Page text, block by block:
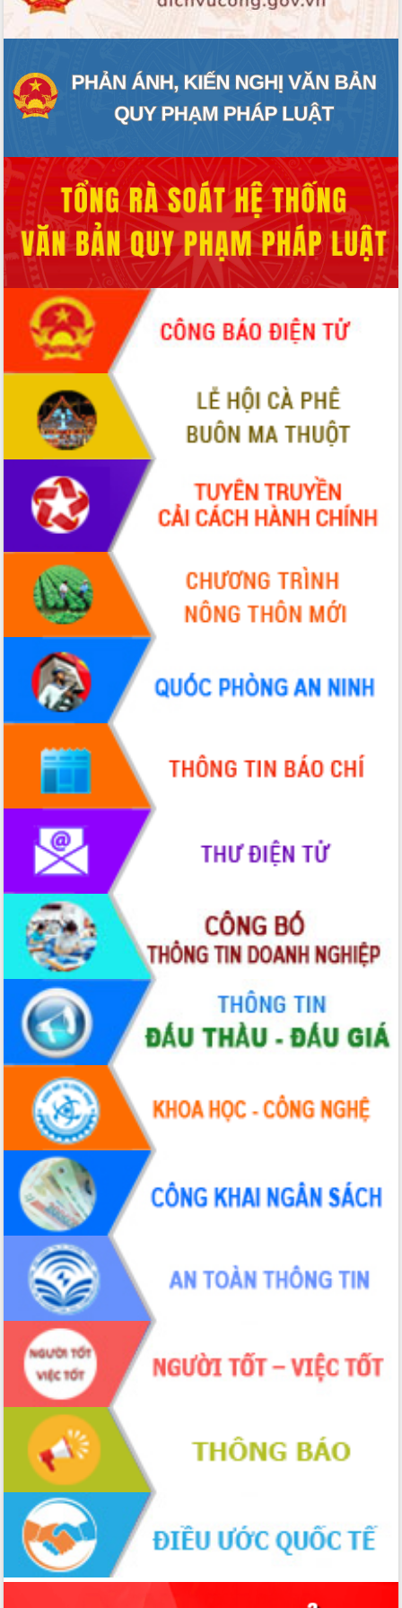
món ăn từ sầu riêng
Đắk Lắk công bố Quy hoạch và xúc
Ngành cá ngừ Đắk Lắk chủ động thích
ứng để giữ vững thị trường xuất khẩu
Diễn đàn Kinh tế tư nhân Việt Nam đột
phá cơ chế - Hợp tác công tư
cải cách hành chính tỉnh Đắk Lắk
Kết nối tour, đẩy mạnh chuyển đổi số
để phát triển du lịch Đắk Lắk
Khởi động Dự án Đầu tư xây dựng hạ
tầng kỹ thuật Cụm công nghiệp Tân
Tiến
Gặp mặt các cơ quan báo chí nhân Kỷ
niệm 101 năm Ngày Báo chí Cách
mạng Việt Nam
Đắk Lắk sơ kết 4 năm triển khai thực
hiện Đề án 06 của Chính phủ
Họp báo thông tin về Hội nghị Công bố
Quy hoạch và Xúc tiến đầu tư tỉnh Đắk
Khơi thông điểm nghẽn, đẩy nhanh
giải ngân vốn khắc phục thiên tai
HĐND tỉnh thông qua điều chỉnh Quy
hoạch tỉnh thời kỳ 2021-2030
Hội thảo góp ý hồ sơ điều chỉnh quy
hoạch tỉnh Đắk Lắk thời kỳ 2021-2030,
tầm nhìn đến năm 2050
Nâng cao hiệu quả hoạt động của các
doanh nghiệp nhà nước
Hội nghị triển khai kết nối mạng
truyền số liệu chuyên dùng phục vụ cơ
quan Đảng, Nhà nước
Lễ phát động chuỗi hoạt động chung
tay làm sạch môi trường
Xã Ea Kar bước chuyển mình trong
công tác cải cách hành chính mô hình
UBND tỉnh họp báo định kỳ tháng 4
năm 2026
Hội thảo khoa học “Giải pháp thúc đẩy
phát triển nền kinh tế xanh tại tỉnh
Đắk Lắk”
Tăng cường giám sát, đôn đốc thực
hiện nhiệm vụ quản lý tài sản công
hàng tuần
Tháo gỡ những vướng mắc, đẩy mạnh
công tác cải cách thủ tục hành chính
tại Trung tâm Phục vụ hành chính
công tỉnh
Đắk Lắk: Tôn vinh 46 giải pháp tại Hội
thi Sáng tạo Kỹ thuật 2024 - 2025
Đắk Lắk rà soát, điều chỉnh Đề án 190
về phát triển nuôi trồng thủy sản
Phó Chủ tịch UBND tỉnh Đắk Lắk
Trương Công Thái kiểm tra thực địa
Dự án cao tốc Khánh Hòa - Buôn Ma
Thuột
Định vị cà phê Việt Nam như một “di
sản sống” trong dòng chảy toàn cầu
Xây dựng nông thôn mới: Nâng cao đời
sống người dân từ những mô hình thiết
Quyết liệt tháo gỡ vướng mắc, đẩy
nhanh tiến độ các dự án trọng điểm
trong Khu kinh tế Nam Phú Yên
Hòn Yến phát triển du lịch gắn với bảo
tồn biển
Lấy ý kiến điều chỉnh Quy hoạch tỉnh
Đắk Lắk thời kỳ 2021-2030, tầm nhìn
đến năm 2050
Phát động chiến dịch 30 ngày đêm
giải phóng mặt bằng Tuyến đường bộ
ven biển
Đắk Lắk nỗ lực thúc đẩy tăng trưởng
kinh tế từ 10% trở lên trong Quý
II/2026
Đắk Lắk ký kết thỏa thuận hợp tác về
chuyển đổi số giai đoạn 2026 – 2030
với Tập đoàn Bưu chính Viễn thông